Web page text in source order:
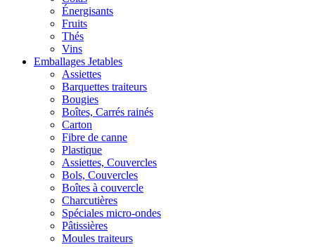
Énergisants
Fruits
Thés
Vins
Emballages Jetables
Assiettes
Barquettes traiteurs
Bougies
Boîtes, Carrés rainés
Carton
Fibre de canne
Plastique
Assiettes, Couvercles
Bols, Couvercles
Boîtes à couvercle
Charcutières
Spéciales micro-ondes
Pâtissières
Moules traiteurs